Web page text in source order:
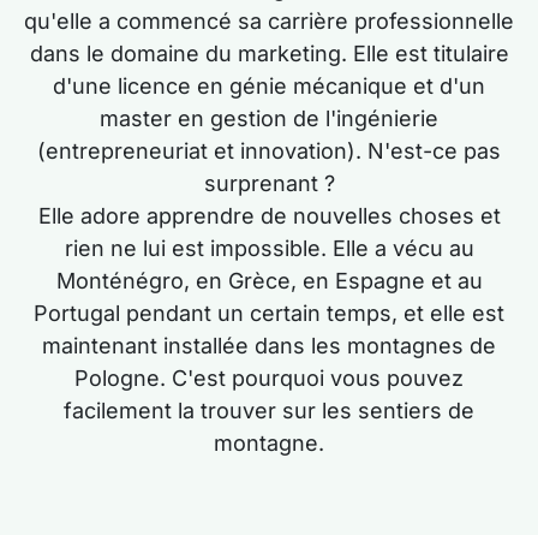
qu'elle a commencé sa carrière professionnelle
dans le domaine du marketing. Elle est titulaire
d'une licence en génie mécanique et d'un
master en gestion de l'ingénierie
(entrepreneuriat et innovation). N'est-ce pas
surprenant ?
Elle adore apprendre de nouvelles choses et
rien ne lui est impossible. Elle a vécu au
Monténégro, en Grèce, en Espagne et au
Portugal pendant un certain temps, et elle est
maintenant installée dans les montagnes de
Pologne. C'est pourquoi vous pouvez
facilement la trouver sur les sentiers de
montagne.